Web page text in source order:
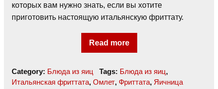
которых вам нужно знать, если вы хотите
приготовить настоящую итальянскую фриттату.
Read more
Category: Блюда из яиц Tags: Блюда из яиц,
Итальянская фриттата, Омлет, Фриттата, Яичница